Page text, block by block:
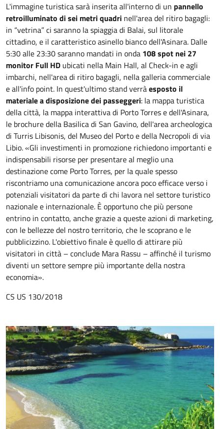
L'immagine turistica sarà inserita all'interno di un pannello
retroilluminato di sei metri quadri nell'area del ritiro bagagli:
in “vetrina” ci saranno la spiaggia di Balai, sul litorale
cittadino, e il caratteristico asinello bianco dell'Asinara. Dalle
5:30 alle 23:30 saranno mandati in onda 108 spot nei 27
monitor Full HD ubicati nella Main Hall, al Check-in e agli
imbarchi, nell'area di ritiro bagagli, nella galleria commerciale
e all'info point. In quest'ultimo stand verràesposto il
materiale a disposizione dei passeggeri: la mappa turistica
della città, la mappa interattiva di Porto Torres e dell'Asinara,
le brochure della Basilica di San Gavino, dell'area archeologica
di Turris Libisonis, del Museo del Porto e della Necropoli di via
Libio. «Gli investimenti in promozione richiedono importanti e
indispensabili risorse per presentare al meglio una
destinazione come Porto Torres, per la quale spesso
riscontriamo una comunicazione ancora poco efficace verso i
potenziali visitatori da parte di chi lavora nel settore turistico
nazionale e internazionale. È opportuno che più persone
entrino in contatto, anche grazie a queste azioni di marketing,
con le bellezze del nostro territorio, che le scoprano e le
pubblicizzino. L'obiettivo finale è quello di attirare più
visitatori in città – conclude Mara Rassu – affinché il turismo
diventi un settore sempre più importante della nostra
economia».
CS US 130/2018